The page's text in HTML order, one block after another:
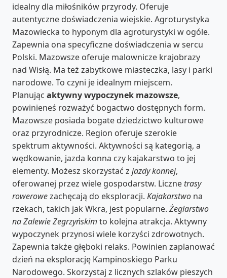
idealny dla miłośników przyrody. Oferuje
autentyczne doświadczenia wiejskie. Agroturystyka
Mazowiecka to hyponym dla agroturystyki w ogóle.
Zapewnia ona specyficzne doświadczenia w sercu
Polski. Mazowsze oferuje malownicze krajobrazy
nad Wisłą. Ma też zabytkowe miasteczka, lasy i parki
narodowe. To czyni je idealnym miejscem.
Planując aktywny wypoczynek mazowsze,
powinieneś rozważyć bogactwo dostępnych form.
Mazowsze posiada bogate dziedzictwo kulturowe
oraz przyrodnicze. Region oferuje szerokie
spektrum aktywności. Aktywności są kategorią, a
wędkowanie, jazda konna czy kajakarstwo to jej
elementy. Możesz skorzystać z jazdy konnej,
oferowanej przez wiele gospodarstw. Liczne trasy
rowerowezachęcają do eksploracji. Kajakarstwo na
rzekach, takich jak Wkra, jest popularne. Żeglarstwo
na Zalewie Zegrzyńskim to kolejna atrakcja. Aktywny
wypoczynek przynosi wiele korzyści zdrowotnych.
Zapewnia także głęboki relaks. Powinien zaplanować
dzień na eksplorację Kampinoskiego Parku
Narodowego. Skorzystaj z licznych szlaków pieszych